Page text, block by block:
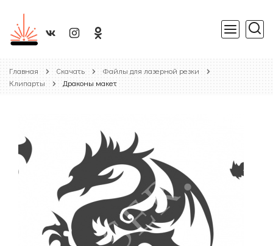
Главная Скачать
Файлы для лазерной резки
Клипарты
Драконы макет